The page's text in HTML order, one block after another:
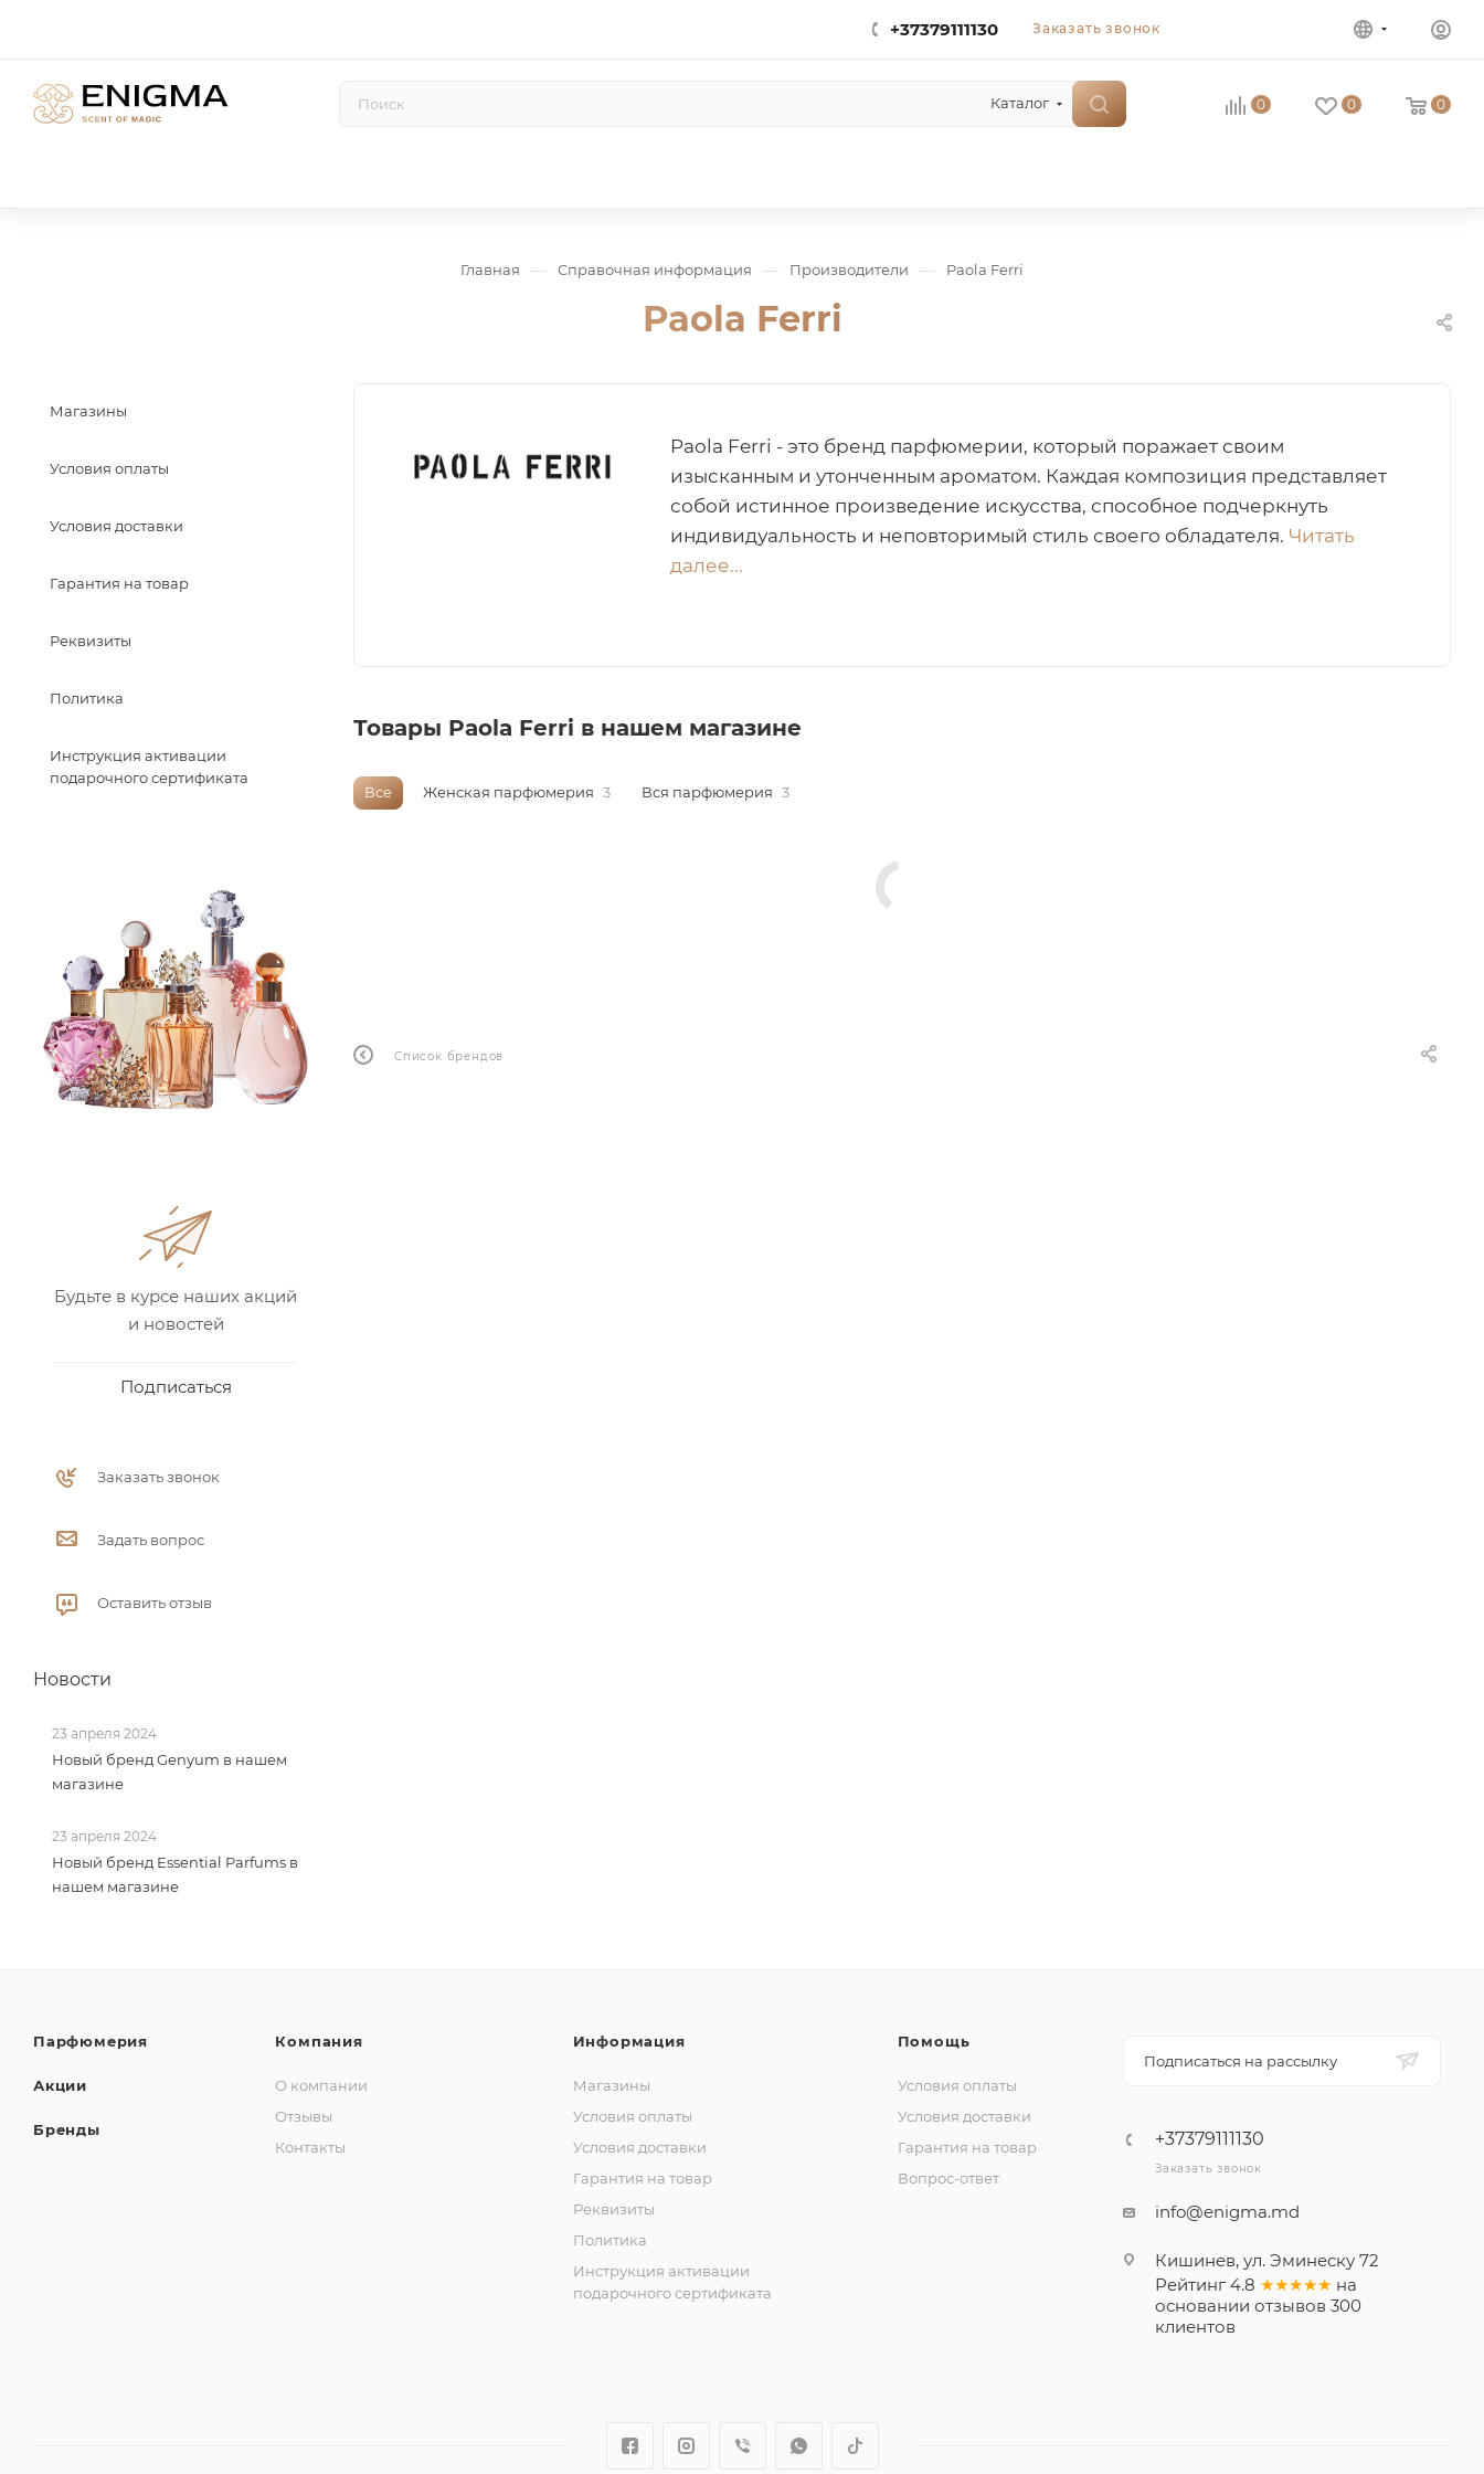
+37379111130 Заказать звонок
Каталог 0 0 0
Главная — Справочная информация — Производители — Paola Ferri
Paola Ferri
Paola Ferri - это бренд парфюмерии, который поражает своим
изысканным и утонченным ароматом. Каждая композиция представляет
собой истинное произведение искусства, способное подчеркнуть
индивидуальность и неповторимый стиль своего обладателя. Читать
далее...
Товары Paola Ferri в нашем магазине
Все Женская парфюмерия 3 Вся парфюмерия 3
Список брендов
Магазины
Условия оплаты
Условия доставки
Гарантия на товар
Реквизиты
Политика
Инструкция активации
подарочного сертификата
Будьте в курсе наших акций
и новостей
Подписаться
Заказать звонок
Задать вопрос
Оставить отзыв
Новости
23 апреля 2024
Новый бренд Genyum в нашем
магазине
23 апреля 2024
Новый бренд Essential Parfums в
нашем магазине
Парфюмерия
Акции
Бренды
Компания
О компании
Отзывы
Контакты
Информация
Магазины
Условия оплаты
Условия доставки
Гарантия на товар
Реквизиты
Политика
Инструкция активации
подарочного сертификата
Помощь
Условия оплаты
Условия доставки
Гарантия на товар
Вопрос-ответ
Подписаться на рассылку
+37379111130
Заказать звонок
info@enigma.md
Кишинев, ул. Эминеску 72
Рейтинг 4.8 ★★★★★ на
основании отзывов 300
клиентов